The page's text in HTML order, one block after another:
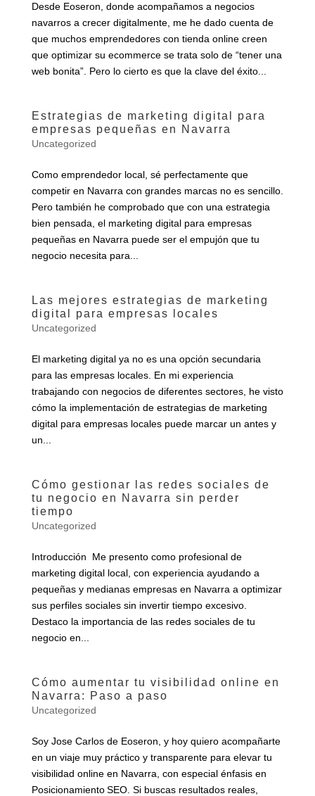
Desde Eoseron, donde acompañamos a negocios
navarros a crecer digitalmente, me he dado cuenta de
que muchos emprendedores con tienda online creen
que optimizar su ecommerce se trata solo de “tener una
web bonita”. Pero lo cierto es que la clave del éxito...
Estrategias de marketing digital para
empresas pequeñas en Navarra
Uncategorized
Como emprendedor local, sé perfectamente que
competir en Navarra con grandes marcas no es sencillo.
Pero también he comprobado que con una estrategia
bien pensada, el marketing digital para empresas
pequeñas en Navarra puede ser el empujón que tu
negocio necesita para...
Las mejores estrategias de marketing
digital para empresas locales
Uncategorized
El marketing digital ya no es una opción secundaria
para las empresas locales. En mi experiencia
trabajando con negocios de diferentes sectores, he visto
cómo la implementación de estrategias de marketing
digital para empresas locales puede marcar un antes y
un...
Cómo gestionar las redes sociales de
tu negocio en Navarra sin perder
tiempo
Uncategorized
Introducción Me presento como profesional de
marketing digital local, con experiencia ayudando a
pequeñas y medianas empresas en Navarra a optimizar
sus perfiles sociales sin invertir tiempo excesivo.
Destaco la importancia de las redes sociales de tu
negocio en...
Cómo aumentar tu visibilidad online en
Navarra: Paso a paso
Uncategorized
Soy Jose Carlos de Eoseron, y hoy quiero acompañarte
en un viaje muy práctico y transparente para elevar tu
visibilidad online en Navarra, con especial énfasis en
Posicionamiento SEO. Si buscas resultados reales,